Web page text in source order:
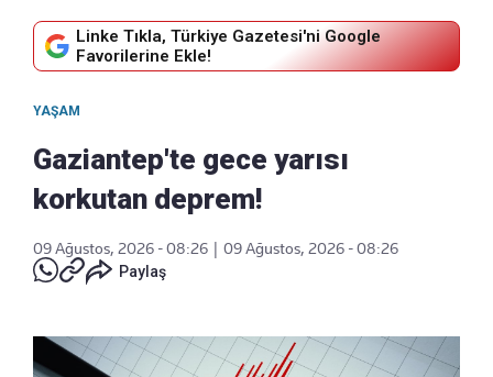
Linke Tıkla, Türkiye Gazetesi'ni Google
Favorilerine Ekle!
YAŞAM
Gaziantep'te gece yarısı
korkutan deprem!
09 Ağustos, 2026 - 08:26
09 Ağustos, 2026 - 08:26
Paylaş